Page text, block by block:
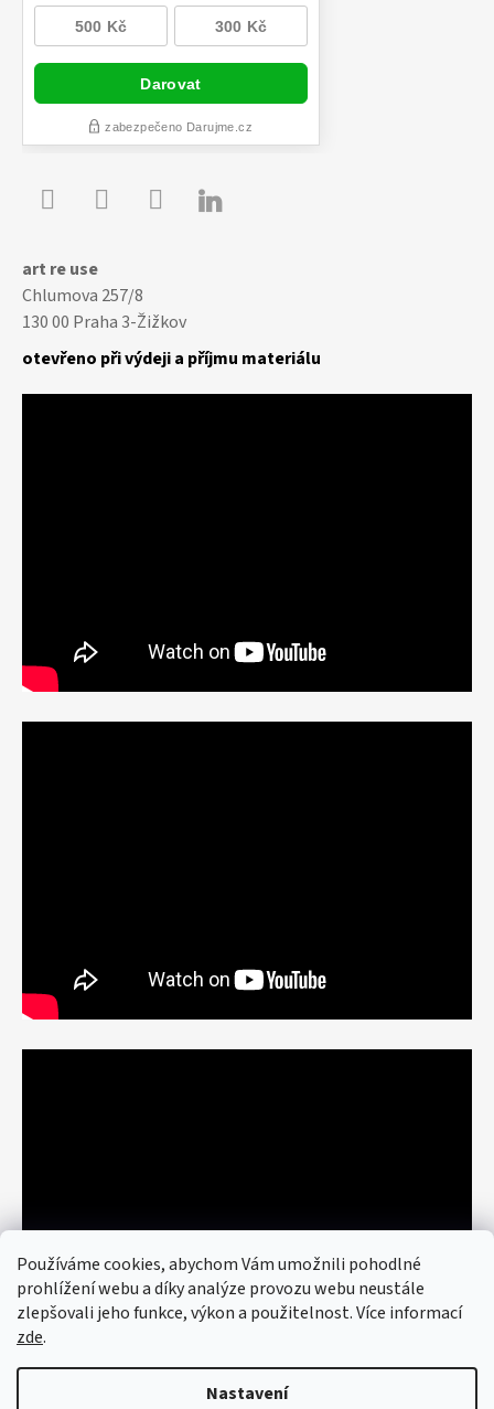
Používáme cookies, abychom Vám umožnili pohodlné
prohlížení webu a díky analýze provozu webu neustále
zlepšovali jeho funkce, výkon a použitelnost. Více informací
zde.
Nastavení

art re use
Chlumova 257/8
130 00 Praha 3-Žižkov
otevřeno při výdeji a příjmu materiálu